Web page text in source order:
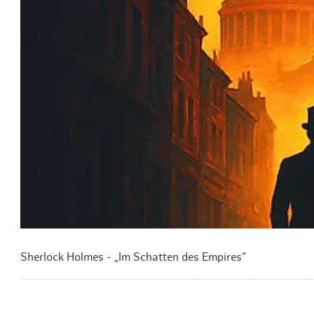
Routen &
Grüne
Erlebnis,
Sherlock Holmes - „Im Schatten des Empires“